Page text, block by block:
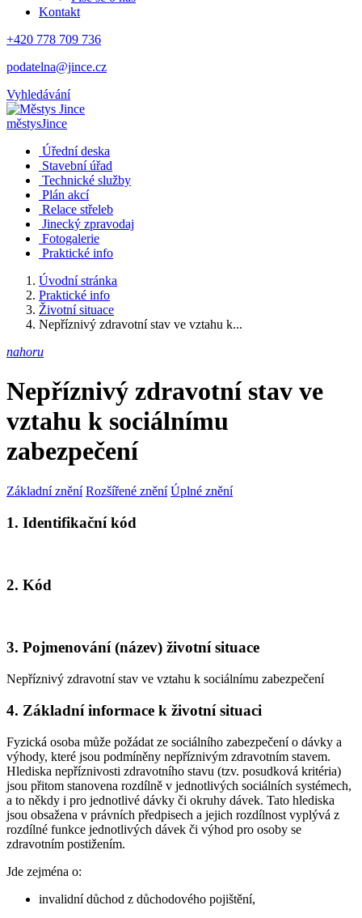
Kontakt
+420 778 709 736
podatelna@jince.cz
Vyhledávání
městysJince
Úřední deska
Stavební úřad
Technické služby
Plán akcí
Relace střeleb
Jinecký zpravodaj
Fotogalerie
Praktické info
Úvodní stránka
Praktické info
Životní situace
Nepříznivý zdravotní stav ve vztahu k...
nahoru
Nepříznivý zdravotní stav ve
vztahu k sociálnímu
zabezpečení
Základní znění Rozšířené znění Úplné znění
1. Identifikační kód
2. Kód
3. Pojmenování (název) životní situace
Nepříznivý zdravotní stav ve vztahu k sociálnímu zabezpečení
4. Základní informace k životní situaci
Fyzická osoba může požádat ze sociálního zabezpečení o dávky a
výhody, které jsou podmíněny nepříznivým zdravotním stavem.
Hlediska nepříznivosti zdravotního stavu (tzv. posudková kritéria)
jsou přitom stanovena rozdílně v jednotlivých sociálních systémech,
a to někdy i pro jednotlivé dávky či okruhy dávek. Tato hlediska
jsou obsažena v právních předpisech a jejich rozdílnost vyplývá z
rozdílné funkce jednotlivých dávek či výhod pro osoby se
zdravotním postižením.
Jde zejména o:
invalidní důchod z důchodového pojištění,